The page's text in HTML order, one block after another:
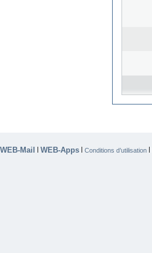
WEB-Mail | WEB-Apps | Conditions d’utilisation |